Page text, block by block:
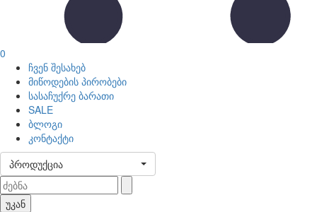
0
ჩვენ შესახებ
მიწოდების პირობები
სასაჩუქრე ბარათი
SALE
ბლოგი
კონტაქტი
პროდუქცია
უკან